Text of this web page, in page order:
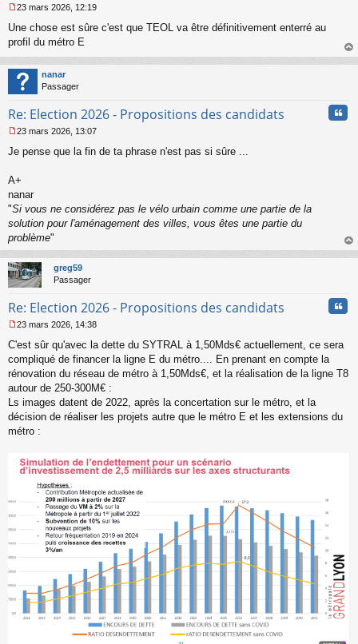
e
s
a
g
e
o
l
u
23 mars 2026, 12:19
Une chose est sûre c'est que TEOL va être définitivement enterré au
profil du métro E
au
nanar
Passager
Re: Election 2026 - Propositions des candidats
e
s
g
e
n
o
l
u
23 mars 2026, 13:07
Je pense que la fin de ta phrase n'est pas si sûre ...
A+
nanar
"Si vous ne considérez pas le vélo urbain comme une partie de la
solution pour l'aménagement des villes, vous êtes une partie du
problème"
au
greg59
Passager
Re: Election 2026 - Propositions des candidats
e
s
g
e
n
o
u
23 mars 2026, 14:38
C'est sûr qu'avec la dette du SYTRAL à 1,50Mds€ actuellement, ce sera
compliqué de financer la ligne E du métro.... En prenant en compte la
rénovation du réseau de métro à 1,50Mds€, et la réalisation de la ligne T8
autour de 250-300M€ :
Ls images datent de 2022, après la concertation sur le métro, et la
décision de réaliser les projets autre que le métro E et les extensions du
métro :